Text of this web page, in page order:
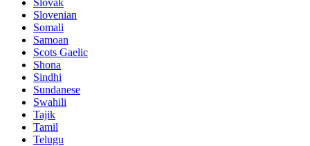
Slovak
Slovenian
Somali
Samoan
Scots Gaelic
Shona
Sindhi
Sundanese
Swahili
Tajik
Tamil
Telugu